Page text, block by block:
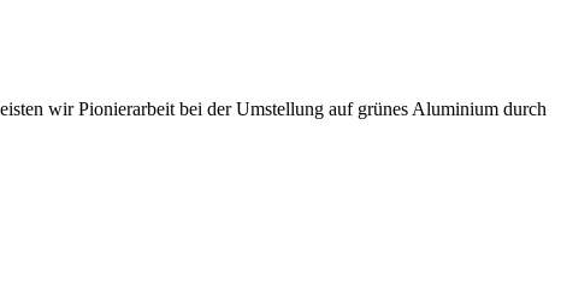
wir Pionierarbeit bei der Umstellung auf grünes Aluminium durch